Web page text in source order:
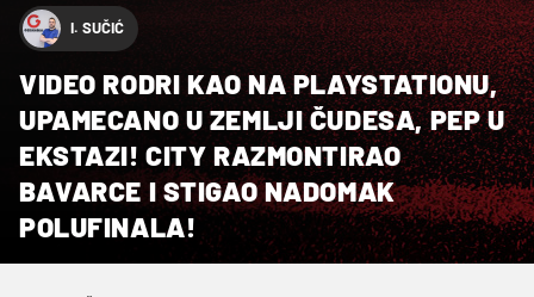
I. SUČIĆ
VIDEO RODRI KAO NA PLAYSTATIONU,
UPAMECANO U ZEMLJI ČUDESA, PEP U
EKSTAZI! CITY RAZMONTIRAO
BAVARCE I STIGAO NADOMAK
POLUFINALA!